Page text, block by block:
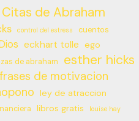
Citas de Abraham
control del estress cuentos
eckhart tolle ego
de abraham esther hicks
frases de motivacion
ley de atraccion
libros gratis louise hay